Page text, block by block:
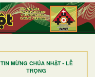
TIN MỪNG CHÚA NHẬT - LỄ
TRỌNG